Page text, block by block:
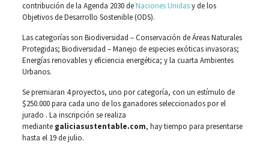
contribución de la Agenda 2030 deNaciones Unidasy de los
Objetivos de Desarrollo Sostenible (ODS).
Las categorías son Biodiversidad – Conservación de Áreas Naturales
Protegidas; Biodiversidad – Manejo de especies exóticas invasoras;
Energías renovables y eficiencia energética; y la cuarta Ambientes
Urbanos.
Se premiaran 4 proyectos, uno por categoría, con un estímulo de
$250.000 para cada uno de los ganadores seleccionados por el
jurado . La inscripción se realiza
mediante galiciasustentable.com, hay tiempo para presentarse
hasta el 19 de julio.